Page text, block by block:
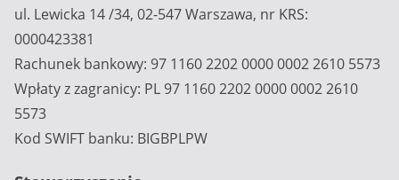
ul. Lewicka 14 /34, 02-547 Warszawa, nr KRS:
0000423381
Rachunek bankowy: 97 1160 2202 0000 0002 2610 5573
Wpłaty z zagranicy: PL 97 1160 2202 0000 0002 2610
5573
Kod SWIFT banku: BIGBPLPW